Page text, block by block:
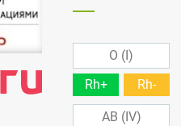
O (I)
Rh+
Rh-
AB (IV)